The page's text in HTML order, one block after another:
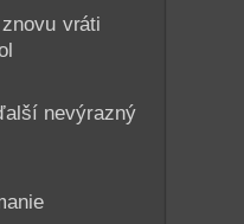
vráti
nevýrazný